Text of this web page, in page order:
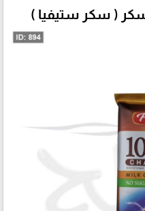
( سكر ستيفيا )